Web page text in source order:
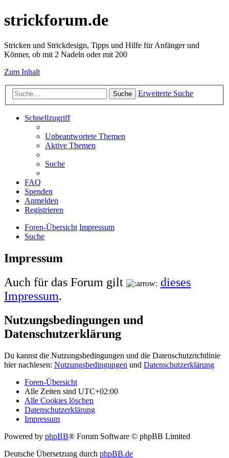
strickforum.de
Stricken und Strickdesign, Tipps und Hilfe für Anfänger und
Könner, ob mit 2 Nadeln oder mit 200
Zum Inhalt
Suche Erweiterte Suche
Schnellzugriff
Unbeantwortete Themen
Aktive Themen
Suche
FAQ
Spenden
Anmelden
Registrieren
Foren-Übersicht Impressum
Suche
Impressum
Auch für das Forum gilt
dieses
Impressum.
Nutzungsbedingungen und
Datenschutzerklärung
Du kannst die Nutzungsbedingungen und die Datenschutzrichtlinie
hier nachlesen: Nutzungsbedingungen und Datenschutzerklärung
Foren-Übersicht
Alle Zeiten sind UTC+02:00
Alle Cookies löschen
Datenschutzerklärung
Impressum
Powered by phpBB® Forum Software © phpBB Limited
Deutsche Übersetzung durch phpBB.de